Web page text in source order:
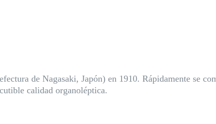
de Nagasaki, Japón) en 1910. Rápidamente se
calidad organoléptica.